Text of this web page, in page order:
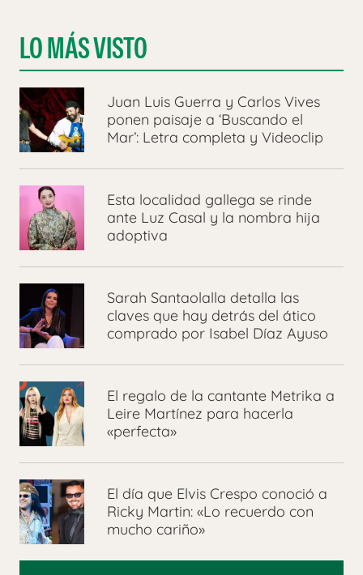
LO MÁS VISTO
Juan Luis Guerra y Carlos Vives
ponen paisaje a ‘Buscando el
Mar’: Letra completa y Videoclip
Esta localidad gallega se rinde
ante Luz Casal y la nombra hija
adoptiva
Sarah Santaolalla detalla las
claves que hay detrás del ático
comprado por Isabel Díaz Ayuso
El regalo de la cantante Metrika a
Leire Martínez para hacerla
«perfecta»
El día que Elvis Crespo conoció a
Ricky Martin: «Lo recuerdo con
mucho cariño»